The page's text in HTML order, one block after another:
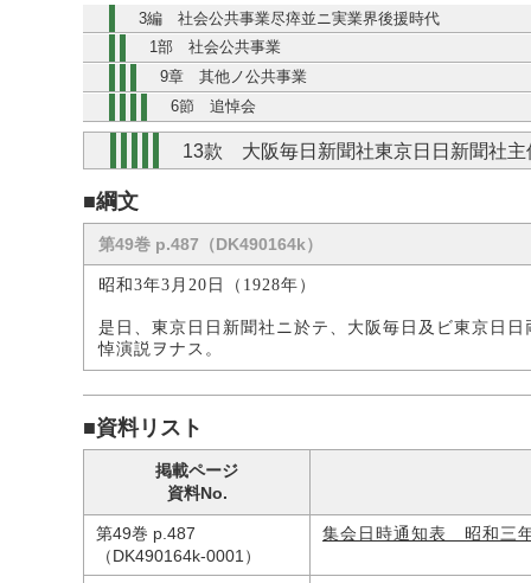
3編 社会公共事業尽瘁並ニ実業界後援時代
1部 社会公共事業
9章 其他ノ公共事業
6節 追悼会
13款 大阪毎日新聞社東京日日新聞社主
■綱文
第49巻 p.487（DK490164k）
昭和3年3月20日（1928年）
是日、東京日日新聞社ニ於テ、大阪毎日及ビ東京日
悼演説ヲナス。
■資料リスト
掲載ページ
資料No.
第49巻 p.487
（DK490164k-0001）
集会日時通知表 昭和三